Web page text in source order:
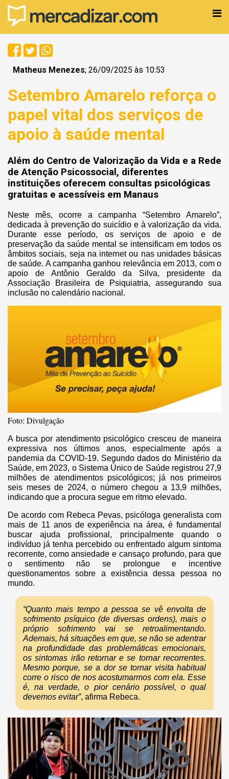
Matheus Menezes; 26/09/2025 às 10:53
Setembro Amarelo reforça o
papel vital dos serviços de
apoio à saúde mental
Além do Centro de Valorização da Vida e a Rede
de Atenção Psicossocial, diferentes
instituições oferecem consultas psicológicas
gratuitas e acessíveis em Manaus
Neste mês, ocorre a campanha “Setembro Amarelo”,
dedicada à prevenção do suicídio e à valorização da vida.
Durante esse período, os serviços de apoio e de
preservação da saúde mental se intensificam em todos os
âmbitos sociais, seja na internet ou nas unidades básicas
de saúde. A campanha ganhou relevância em 2013, com o
apoio de Antônio Geraldo da Silva, presidente da
Associação Brasileira de Psiquiatria, assegurando sua
inclusão no calendário nacional.
Foto: Divulgação
A busca por atendimento psicológico cresceu de maneira
expressiva nos últimos anos, especialmente após a
pandemia da COVID-19. Segundo dados do Ministério da
Saúde, em 2023, o Sistema Único de Saúde registrou 27,9
milhões de atendimentos psicológicos; já nos primeiros
seis meses de 2024, o número chegou a 13,9 milhões,
indicando que a procura segue em ritmo elevado.
De acordo com Rebeca Pevas, psicóloga generalista com
mais de 11 anos de experiência na área, é fundamental
buscar ajuda profissional, principalmente quando o
indivíduo já tenha percebido ou enfrentado algum sintoma
recorrente, como ansiedade e cansaço profundo, para que
o sentimento não se prolongue e incentive
questionamentos sobre a existência dessa pessoa no
mundo.
“Quanto mais tempo a pessoa se vê envolta de
sofrimento psíquico (de diversas ordens), mais o
próprio sofrimento vai se retroalimentando.
Ademais, há situações em que, se não se adentrar
na profundidade das problemáticas emocionais,
os sintomas irão retornar e se tornar recorrentes.
Mesmo porque, se a dor se tornar visita habitual
corre o risco de nos acostumarmos com ela. Esse
é, na verdade, o pior cenário possível, o qual
devemos evitar”, afirma Rebeca.